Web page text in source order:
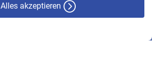
Alles akzeptieren